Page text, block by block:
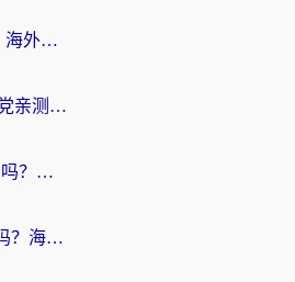
雷神手游和sixfast哪个好？海外党亲测3款回国加速器，教你选对不踩坑
穿梭和快喵好用吗？海外党亲测：小众加速器对比+番茄加速器深度体验
云极和Unblock Youku好用吗？海外党亲测+2026回国加速器避坑指南
ChickCN和海外回国好用吗？海外党2026亲测：从手游到影音，选对加速器的3个关键